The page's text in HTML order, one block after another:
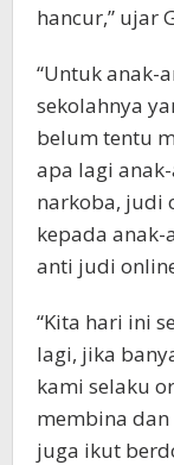
hancur,” ujar
“Untuk anak-
sekolahnya
belum tentu
apa lagi
narkoba, judi
kepada
anti judi
“Kita hari ini
lagi, jika
kami selaku
membina
juga ikut